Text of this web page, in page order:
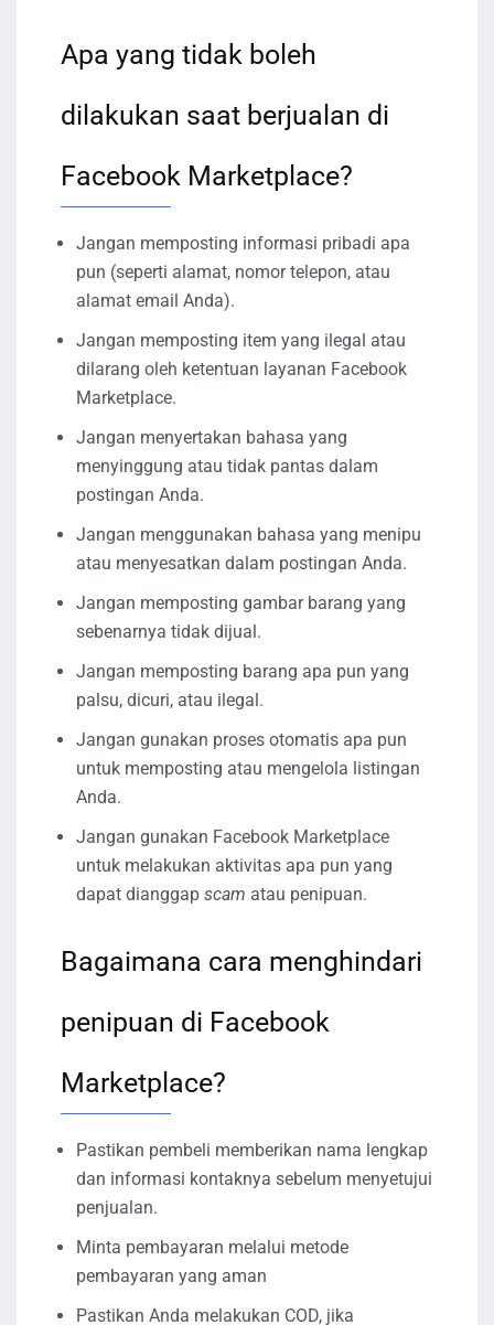
Apa yang tidak boleh
dilakukan saat berjualan di
Facebook Marketplace?
Jangan memposting informasi pribadi apa
pun (seperti alamat, nomor telepon, atau
alamat email Anda).
Jangan memposting item yang ilegal atau
dilarang oleh ketentuan layanan Facebook
Marketplace.
Jangan menyertakan bahasa yang
menyinggung atau tidak pantas dalam
postingan Anda.
Jangan menggunakan bahasa yang menipu
atau menyesatkan dalam postingan Anda.
Jangan memposting gambar barang yang
sebenarnya tidak dijual.
Jangan memposting barang apa pun yang
palsu, dicuri, atau ilegal.
Jangan gunakan proses otomatis apa pun
untuk memposting atau mengelola listingan
Anda.
Jangan gunakan Facebook Marketplace
untuk melakukan aktivitas apa pun yang
dapat dianggap scam atau penipuan.
Bagaimana cara menghindari
penipuan di Facebook
Marketplace?
Pastikan pembeli memberikan nama lengkap
dan informasi kontaknya sebelum menyetujui
penjualan.
Minta pembayaran melalui metode
pembayaran yang aman
Pastikan Anda melakukan COD, jika